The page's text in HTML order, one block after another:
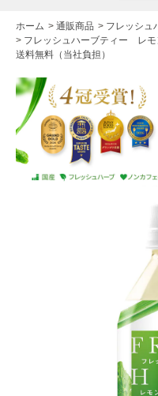
ホーム > 通販商品 > フレッシュ
> フレッシュハーブティー レ
送料無料（当社負担）